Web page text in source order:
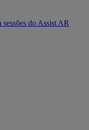
do Assist AR